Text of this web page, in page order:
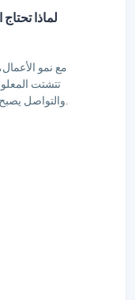
لماذا
مع نمو
تتشتت
والتواصل يصبح غير متسق، والإبلاغ يستغرق وقتًا طويلًا.